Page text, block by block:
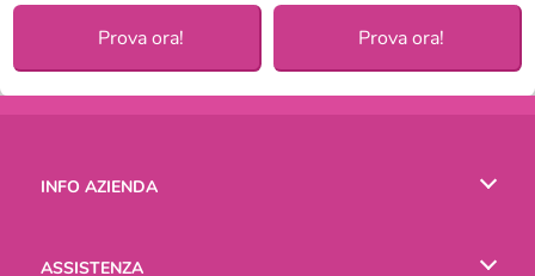
Prova ora! Prova ora!
INFO AZIENDA
ASSISTENZA